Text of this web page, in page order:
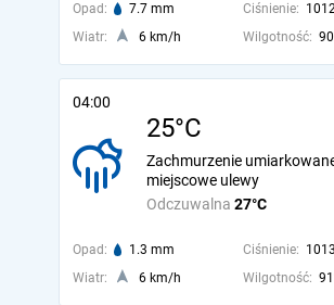
Opad: 7.7 mm Ciśnienie:
Wiatr:
6 km/h Wilgotność:
04:00
25°C
Odczuwalna 27°C
Zachmurzenie
miejscowe ulewy
Opad: 1.3 mm Ciśnienie:
Wiatr:
6 km/h Wilgotność: